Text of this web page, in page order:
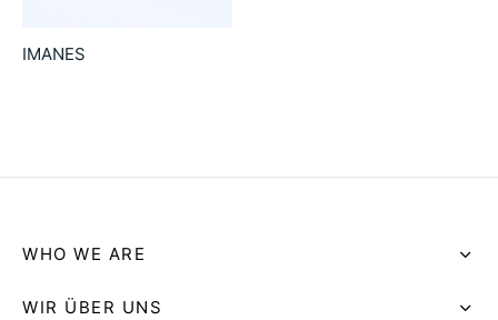
IMANES
WHO WE ARE
WIR ÜBER UNS